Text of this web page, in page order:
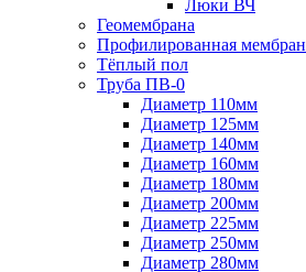
Люки ВЧ
Геомембрана
Профилированная
Тёплый пол
Труба ПВ-0
Диаметр 110мм
Диаметр 125мм
Диаметр 140мм
Диаметр 160мм
Диаметр 180мм
Диаметр 200мм
Диаметр 225мм
Диаметр 250мм
Диаметр 280мм